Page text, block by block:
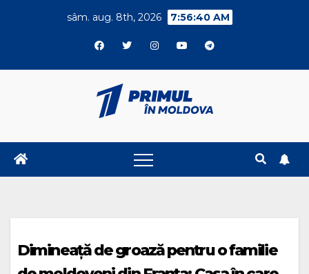
sâm. aug. 8th, 2026 7:56:41 AM
Dimineață de groază pentru o familie